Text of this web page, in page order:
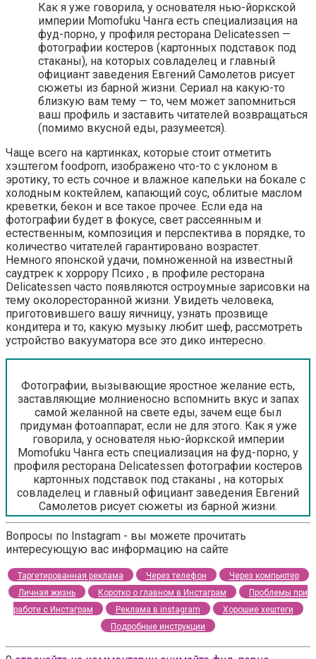
Как я уже говорила, у основателя нью-йоркской
империи Momofuku Чанга есть специализация на
фуд-порно, у профиля ресторана Delicatessen —
фотографии костеров (картонных подставок под
стаканы), на которых совладелец и главный
официант заведения Евгений Самолетов рисует
сюжеты из барной жизни. Сериал на какую-то
близкую вам тему — то, чем может запомниться
ваш профиль и заставить читателей возвращаться
(помимо вкусной еды, разумеется).
Чаще всего на картинках, которые стоит отметить
хэштегом foodporn, изображено что-то с уклоном в
эротику, то есть сочное и влажное капельки на бокале с
холодным коктейлем, капающий соус, облитые маслом
креветки, бекон и все такое прочее. Если еда на
фотографии будет в фокусе, свет рассеянным и
естественным, композиция и перспектива в порядке, то
количество читателей гарантировано возрастет.
Немного японской удачи, помноженной на известный
саудтрек к хоррору Психо , в профиле ресторана
Delicatessen часто появляются остроумные зарисовки на
тему околоресторанной жизни. Увидеть человека,
приготовившего вашу яичницу, узнать прозвище
кондитера и то, какую музыку любит шеф, рассмотреть
устройство вакууматора все это дико интересно.
Фотографии, вызывающие яростное желание есть,
заставляющие молниеносно вспомнить вкус и запах
самой желанной на свете еды, зачем еще был
придуман фотоаппарат, если не для этого. Как я уже
говорила, у основателя нью-йоркской империи
Momofuku Чанга есть специализация на фуд-порно, у
профиля ресторана Delicatessen фотографии костеров
картонных подставок под стаканы , на которых
совладелец и главный официант заведения Евгений
Самолетов рисует сюжеты из барной жизни.
Вопросы по Instagram - вы можете прочитать
интересующую вас информацию на сайте
Таргетированная реклама Через телефон
Через компьютер
Личная жизнь
Коротко о главном в Инстаграм
Проблемы при
работе с Инстаграм
Реклама в instagram
Хорошие хештеги
Подробные инструкции